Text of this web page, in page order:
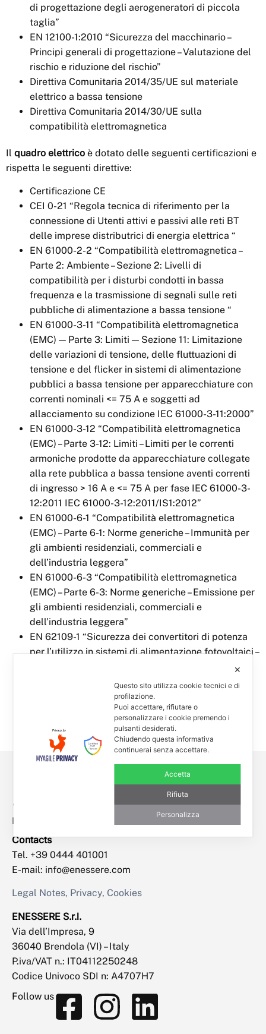
di progettazione degli aerogeneratori di piccola
taglia”
EN 12100-1:2010 “Sicurezza del macchinario –
Principi generali di progettazione – Valutazione del
rischio e riduzione del rischio”
Direttiva Comunitaria 2014/35/UE sul materiale
elettrico a bassa tensione
Direttiva Comunitaria 2014/30/UE sulla
compatibilità elettromagnetica
Il quadro elettrico è dotato delle seguenti certificazioni e
rispetta le seguenti direttive:
Certificazione CE
CEI 0-21 “Regola tecnica di riferimento per la
connessione di Utenti attivi e passivi alle reti BT
delle imprese distributrici di energia elettrica “
EN 61000-2-2 “Compatibilità elettromagnetica –
Parte 2: Ambiente – Sezione 2: Livelli di
compatibilità per i disturbi condotti in bassa
frequenza e la trasmissione di segnali sulle reti
pubbliche di alimentazione a bassa tensione “
EN 61000-3-11 “Compatibilità elettromagnetica
(EMC) — Parte 3: Limiti — Sezione 11: Limitazione
delle variazioni di tensione, delle fluttuazioni di
tensione e del flicker in sistemi di alimentazione
pubblici a bassa tensione per apparecchiature con
correnti nominali <= 75 A e soggetti ad
allacciamento su condizione IEC 61000-3-11:2000”
EN 61000-3-12 “Compatibilità elettromagnetica
(EMC) – Parte 3-12: Limiti – Limiti per le correnti
armoniche prodotte da apparecchiature collegate
alla rete pubblica a bassa tensione aventi correnti
di ingresso > 16 A e <= 75 A per fase IEC 61000-3-
12:2011 IEC 61000-3-12:2011/IS1:2012”
EN 61000-6-1 “Compatibilità elettromagnetica
(EMC) – Parte 6-1: Norme generiche – Immunità per
gli ambienti residenziali, commerciali e
dell’industria leggera”
EN 61000-6-3 “Compatibilità elettromagnetica
(EMC) – Parte 6-3: Norme generiche – Emissione per
gli ambienti residenziali, commerciali e
dell’industria leggera”
EN 62109-1 “Sicurezza dei convertitori di potenza
per l’utilizzo in sistemi di alimentazione fotovoltaici –
EN 62109-2 “Sicurezza dei convertitori di potenza
per l’utilizzo in impianti fotovoltaici – Parte 2:
Requisiti particolari per gli inverter”
Empowered by
Contacts
Tel. +39 0444 401001
E-mail: info@enessere.com
Legal Notes, Privacy, Cookies
ENESSERE S.r.l.
Via dell’Impresa, 9
36040 Brendola (VI) – Italy
P.iva/VAT n.: IT04112250248
Codice Univoco SDI n: A4707H7
Follow us
✕
Questo sito utilizza cookie tecnici e di
profilazione.
Puoi accettare, rifiutare o
personalizzare i cookie premendo i
pulsanti desiderati.
Chiudendo questa informativa
continuerai senza accettare.
Accetta
Rifiuta
Personalizza